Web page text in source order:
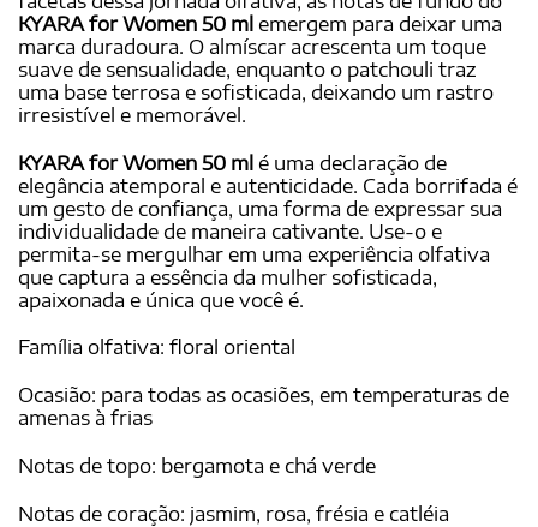
KYARA for Women 50 ml emergem para deixar uma
marca duradoura. O almíscar acrescenta um toque
suave de sensualidade, enquanto o patchouli traz
uma base terrosa e sofisticada, deixando um rastro
irresistível e memorável.
KYARA for Women 50 ml é uma declaração de
elegância atemporal e autenticidade. Cada borrifada é
um gesto de confiança, uma forma de expressar sua
individualidade de maneira cativante. Use-o e
permita-se mergulhar em uma experiência olfativa
que captura a essência da mulher sofisticada,
apaixonada e única que você é.
Família olfativa: floral oriental
Ocasião: para todas as ocasiões, em temperaturas de
amenas à frias
Notas de topo: bergamota e chá verde
Notas de coração: jasmim, rosa, frésia e catléia